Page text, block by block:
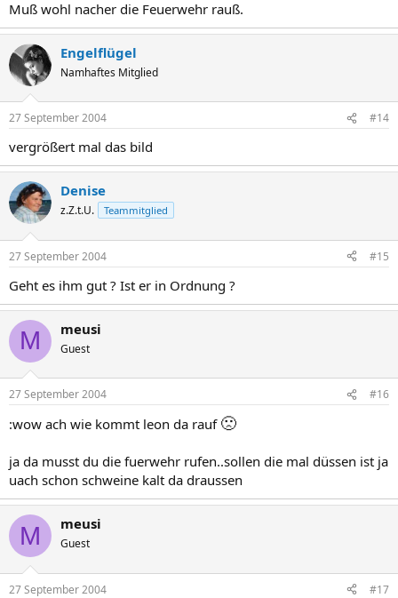
Muß wohl nacher die Feuerwehr rauß.
Engelflügel
Namhaftes Mitglied
27 September 2004 #14
vergrößert mal das bild
Denise
z.Z.t.U. Teammitglied
27 September 2004 #15
Geht es ihm gut ? Ist er in Ordnung ?
M meusi
Guest
27 September 2004 #16
:wow ach wie kommt leon da rauf 🙁
ja da musst du die fuerwehr rufen..sollen die mal düssen ist ja
uach schon schweine kalt da draussen
M meusi
Guest
27 September 2004 #17